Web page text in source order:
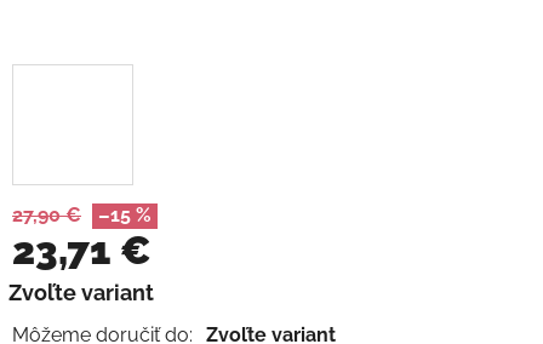
27,90 € –15 %
23,71 €
Jednotková cena:
Zvoľte variant
Môžeme doručiť do:
Zvoľte variant